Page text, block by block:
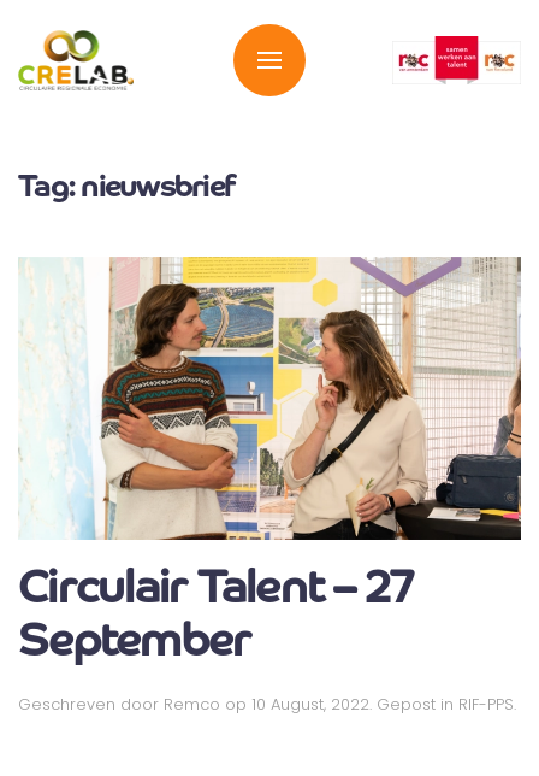
Overslaan en naar de inhoud gaan
Tag: nieuwsbrief
Circulair Talent – 27
September
Geschreven door Remco op 10 August, 2022. Gepost in RIF-PPS.